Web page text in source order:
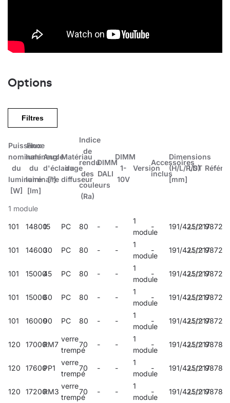
Options
Filtres
Puissance
nominale
du
luminaire
[W]
Flux
lumineux
du
luminaire
[lm]
Angle
d'éclairage
[°]
Matériau
du
diffuseur
Indice
de
rendu
des
couleurs
(Ra)
DIMM
DALI
DIMM
1-
10V
Version
Accessoires
inclus
Dimensions
(H/L/P/S)
[mm]
LDT
1 module
101 1480015 PC 80 - -
1
module
- 191/425/217987212
101 1460030 PC 80 - -
1
module
- 191/425/217
101 1500045 PC 80 - -
1
module
- 191/425/217
101 1500060 PC 80 - -
1
module
- 191/425/217
101 1600090 PC 80 - -
1
module
- 191/425/217
120 17000RM7
verre
trempé
70 - -
1
module
- 191/425/217
120 17600PP1
verre
trempé
70 - -
1
module
- 191/425/217
120 17200RM3
verre
trempé
70 - -
1
module
- 191/425/217